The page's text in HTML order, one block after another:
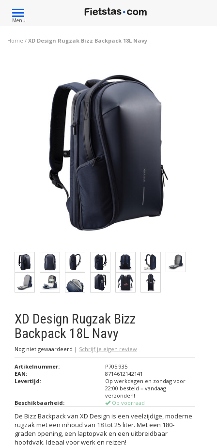
Toggle
navigation
Menu
Home / XD Design Rugzak Bizz Backpack 18L Navy
XD Design Rugzak Bizz
Backpack 18L Navy
Nog niet gewaardeerd | Schrijf je eigen review
Artikelnummer:
P705.935
EAN:
8714612142141
Levertijd:
Op werkdagen en zondag voor
22:00 besteld = vandaag
verzonden!
Beschikbaarheid:
Op voorraad
De Bizz Backpack van XD Design is een veelzijdige, moderne
rugzak met een inhoud van 18 tot 25 liter. Met een 180-
graden opening, een laptopvak en een uitbreidbaar
hoofdvak. Ideaal voor werk en reizen!